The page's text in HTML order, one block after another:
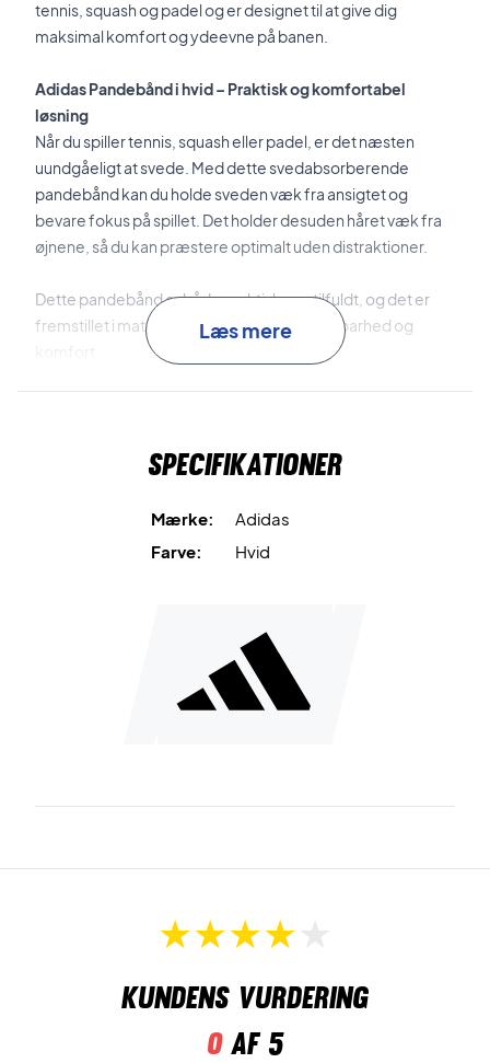
tennis, squash og padel og er designet til at give dig
maksimal komfort og ydeevne på banen.
Adidas Pandebånd i hvid – Praktisk og komfortabel
løsning
Når du spiller tennis, squash eller padel, er det næsten
uundgåeligt at svede. Med dette svedabsorberende
pandebånd kan du holde sveden væk fra ansigtet og
bevare fokus på spillet. Det holder desuden håret væk fra
øjnene, så du kan præstere optimalt uden distraktioner.
Dette pandebånd er både praktisk og stilfuldt, og det er
fremstillet i materialer, der sikrer både holdbarhed og
Adidas. Det er designet til at absorbere sved effektivt og
simpelt og funktionelt pandebånd i høj kvalitet.
Farve: Hvid med sort Adidas-logo.
Læs mere
Specifikationer
Mærke:
Adidas
Farve:
Hvid
Kundens vurdering
0af 5